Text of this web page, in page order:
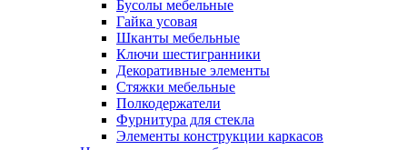
Бусолы мебельные
Гайка усовая
Шканты мебельные
Ключи шестигранники
Декоративные элементы
Стяжки мебельные
Полкодержатели
Фурнитура для стекла
Элементы конструкции каркасов